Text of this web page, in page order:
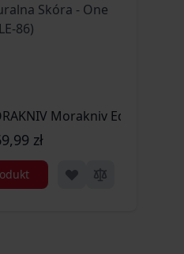
Titanium (SP.21702)
Morakniv Edge
zł